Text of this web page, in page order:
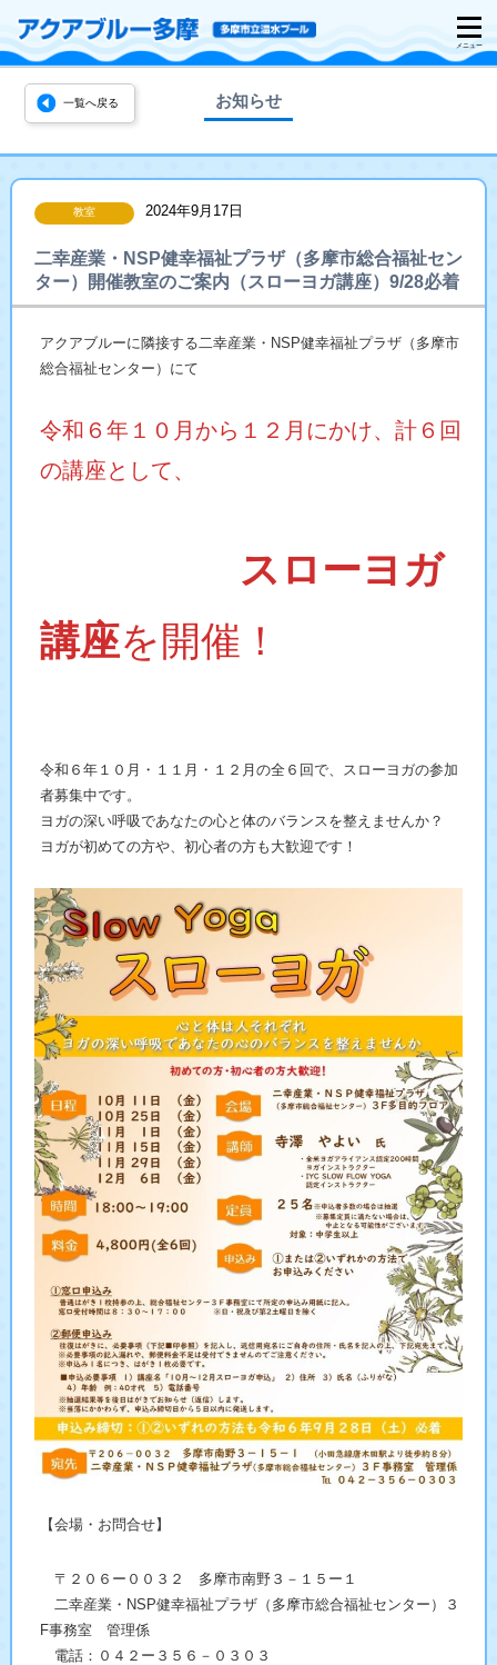
一覧へ戻る お知らせ
教室 2024年9月17日
二幸産業・NSP健幸福祉プラザ（多摩市総合福祉セン
ター）開催教室のご案内（スローヨガ講座）9/28必着
アクアブルーに隣接する二幸産業・NSP健幸福祉プラザ（多摩市
総合福祉センター）にて
令和６年１０月から１２月にかけ、計６回
の講座として、
スローヨガ
講座を開催！
令和６年１０月・１１月・１２月の全６回で、スローヨガの参加
者募集中です。
ヨガの深い呼吸であなたの心と体のバランスを整えませんか？
ヨガが初めての方や、初心者の方も大歓迎です！
【会場・お問合せ】
〒２０６ー００３２ 多摩市南野３－１５ー１
二幸産業・NSP健幸福祉プラザ（多摩市総合福祉センター）３
F事務室 管理係
電話：０４２ー３５６－０３０３